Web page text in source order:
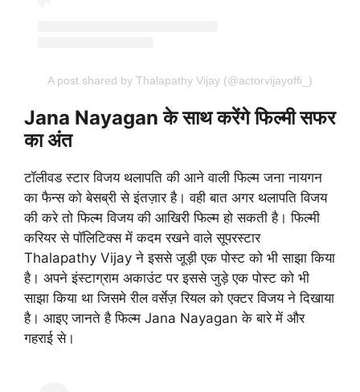
A post shared by Thalapathy Vijay (@actorvijayoffi_)
Jana Nayagan के साथ करेंगे फिल्मी सफर
का अंत
टॉलीवड स्टार विजय थलापति की आने वाली फिल्म जना नायगन
का फैन्स को बेसब्री से इंतज़ार है। वही बात अगर थलापति विजय
की करे तो फिल्म विजय की आखिरी फिल्म हो सकती है। फिल्मी
करियर से पॉलिटिक्स में कदम रखने वाले सूपरस्टार
Thalapathy Vijay ने इससे जूड़ी एक पोस्ट को भी साझा किया
है। अपने इंस्टाग्राम अकाउंट पर इससे जुड़े एक पोस्ट को भी
साझा किया था जिसमे रील वर्सेज़ रियल को एक्टर विजय ने दिखाया
है। आइए जानते है फिल्म Jana Nayagan के बारे में और
गहराई से।